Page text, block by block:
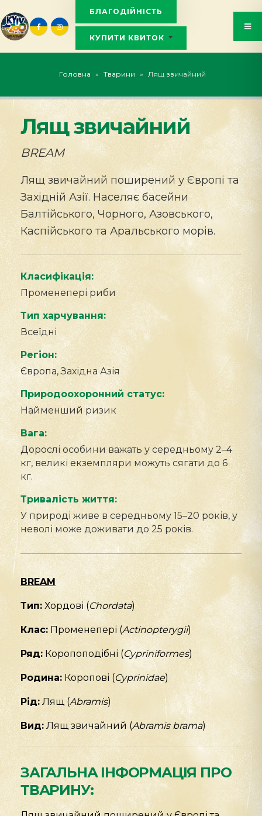
БЛАГОДІЙНІСТЬ
КУПИТИ КВИТОК
Головна » Тварини » Лящ звичайний
Лящ звичайний
BREAM
Лящ звичайний поширений у Європі та
Західній Азії. Населяє басейни
Балтійського, Чорного, Азовського,
Каспійського та Аральського морів.
Класифікація:
Променепері риби
Тип харчування:
Всеїдні
Регіон:
Європа, Західна Азія
Природоохоронний статус:
Найменший ризик
Вага:
Дорослі особини важать у середньому 2–4
кг, великі екземпляри можуть сягати до 6
кг.
Тривалість життя:
У природі живе в середньому 15–20 років, у
неволі може доживати до 25 років.
BREAM
Тип: Хордові (Chordata)
Клас: Променепері (Actinopterygii)
Ряд: Коропоподібні (Cypriniformes)
Родина: Коропові (Cyprinidae)
Рід: Лящ (Abramis)
Вид: Лящ звичайний (Abramis brama)
ЗАГАЛЬНА ІНФОРМАЦІЯ ПРО
ТВАРИНУ: